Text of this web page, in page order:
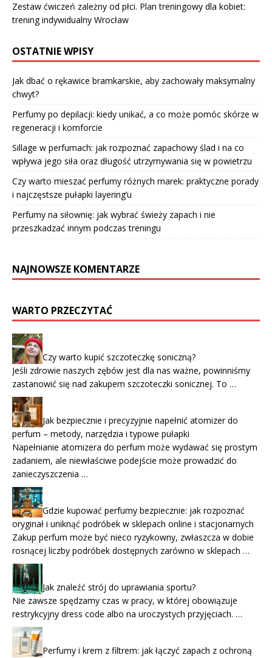
Zestaw ćwiczeń zależny od płci. Plan treningowy dla kobiet:
trening indywidualny Wrocław
OSTATNIE WPISY
Jak dbać o rękawice bramkarskie, aby zachowały maksymalny
chwyt?
Perfumy po depilacji: kiedy unikać, a co może pomóc skórze w
regeneracji i komforcie
Sillage w perfumach: jak rozpoznać zapachowy ślad i na co
wpływa jego siła oraz długość utrzymywania się w powietrzu
Czy warto mieszać perfumy różnych marek: praktyczne porady
i najczęstsze pułapki layering’u
Perfumy na siłownię: jak wybrać świeży zapach i nie
przeszkadzać innym podczas treningu
NAJNOWSZE KOMENTARZE
WARTO PRZECZYTAĆ
Czy warto kupić szczoteczkę soniczną?
Jeśli zdrowie naszych zębów jest dla nas ważne, powinniśmy
zastanowić się nad zakupem szczoteczki sonicznej. To …
Jak bezpiecznie i precyzyjnie napełnić atomizer do
perfum – metody, narzędzia i typowe pułapki
Napełnianie atomizera do perfum może wydawać się prostym
zadaniem, ale niewłaściwe podejście może prowadzić do
zanieczyszczenia …
Gdzie kupować perfumy bezpiecznie: jak rozpoznać
oryginał i uniknąć podróbek w sklepach online i stacjonarnych
Zakup perfum może być nieco ryzykowny, zwłaszcza w dobie
rosnącej liczby podróbek dostępnych zarówno w sklepach …
Jak znaleźć strój do uprawiania sportu?
Nie zawsze spędzamy czas w pracy, w której obowiązuje
restrykcyjny dress code albo na uroczystych przyjęciach. …
Perfumy i krem z filtrem: jak łączyć zapach z ochroną